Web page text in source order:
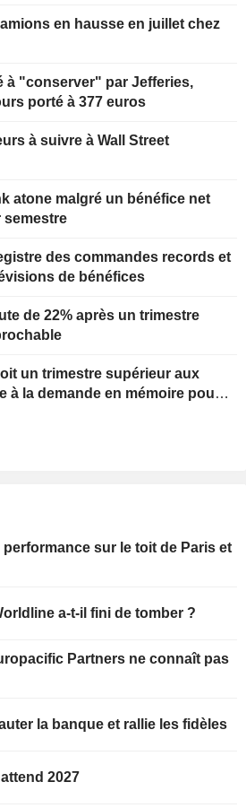
en hausse en juillet chez
à "conserver" par Jefferies,
porté à 377 euros
à suivre à Wall Street
atone malgré un bénéfice net
semestre
des commandes records et
de bénéfices
de 22% après un trimestre
un trimestre supérieur aux
à la demande en mémoire pour
performance sur le toit de Paris et
a-t-il fini de tomber ?
Partners ne connaît pas
la banque et rallie les fidèles
2027